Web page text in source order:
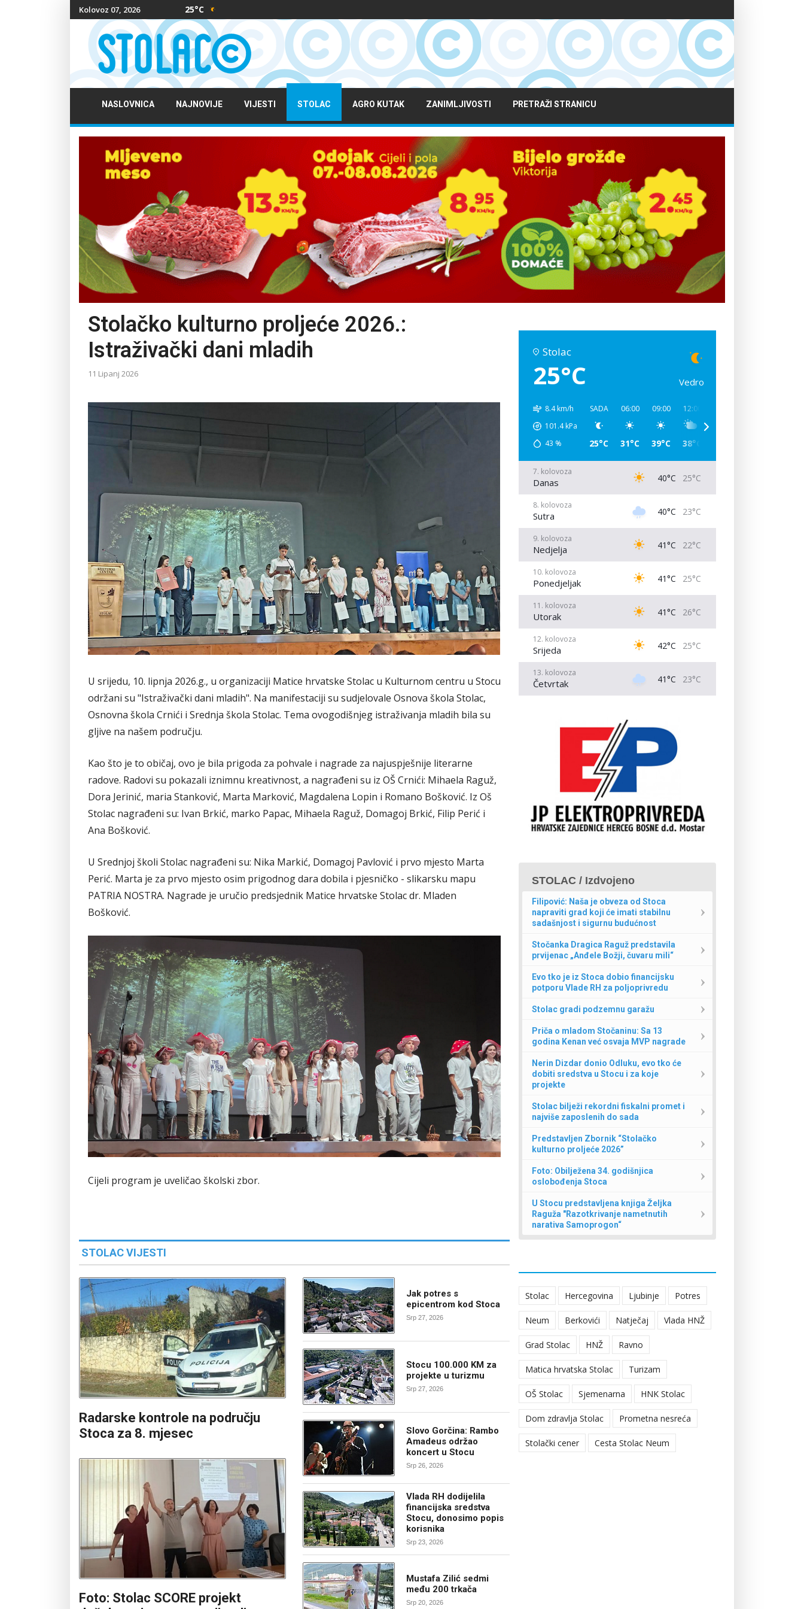
Kolovoz 07, 2026 25°C
NASLOVNICA NAJNOVIJE VIJESTI STOLAC AGRO KUTAK ZANIMLJIVOSTI PRETRAŽI STRANICU
Stolačko kulturno proljeće 2026.:
Istraživački dani mladih
11 Lipanj 2026
U srijedu, 10. lipnja 2026.g., u organizaciji Matice hrvatske Stolac u Kulturnom centru u Stocu
održani su "Istraživački dani mladih". Na manifestaciji su sudjelovale Osnova škola Stolac,
Osnovna škola Crnići i Srednja škola Stolac. Tema ovogodišnjeg istraživanja mladih bila su
gljive na našem području.
Kao što je to običaj, ovo je bila prigoda za pohvale i nagrade za najuspješnije literarne
radove. Radovi su pokazali iznimnu kreativnost, a nagrađeni su iz OŠ Crnići: Mihaela Raguž,
Dora Jerinić, maria Stanković, Marta Marković, Magdalena Lopin i Romano Bošković. Iz Oš
Stolac nagrađeni su: Ivan Brkić, marko Papac, Mihaela Raguž, Domagoj Brkić, Filip Perić i
Ana Bošković.
U Srednjoj školi Stolac nagrađeni su: Nika Markić, Domagoj Pavlović i prvo mjesto Marta
Perić. Marta je za prvo mjesto osim prigodnog dara dobila i pjesničko - slikarsku mapu
PATRIA NOSTRA. Nagrade je uručio predsjednik Matice hrvatske Stolac dr. Mladen
Bošković.
Cijeli program je uveličao školski zbor.
STOLAC VIJESTI
Radarske kontrole na području
Stoca za 8. mjesec
Foto: Stolac SCORE projekt
Jak potres s
epicentrom kod Stoca
Srp 27, 2026
Stocu 100.000 KM za
projekte u turizmu
Srp 27, 2026
Slovo Gorčina: Rambo
Amadeus održao
koncert u Stocu
Srp 26, 2026
Vlada RH dodijelila
financijska sredstva
Stocu, donosimo popis
korisnika
Srp 23, 2026
Mustafa Zilić sedmi
među 200 trkača
Srp 20, 2026
Stolac
25°C Vedro
8.4 km/h
101.4kPa
43 %
SADA
25°C
06:00
31°C
09:00
39°C
12:00
38°C
7. kolovoza
Danas 40°C 25°C
8. kolovoza
Sutra 40°C 23°C
9. kolovoza
Nedjelja 41°C 22°C
10. kolovoza
Ponedjeljak 41°C 25°C
11. kolovoza
Utorak 41°C 26°C
12. kolovoza
Srijeda 42°C 25°C
13. kolovoza
Četvrtak 41°C 23°C
STOLAC / Izdvojeno
Filipović: Naša je obveza od Stoca
napraviti grad koji će imati stabilnu
sadašnjost i sigurnu budućnost
Stočanka Dragica Raguž predstavila
prvijenac „Anđele Božji, čuvaru mili“
Evo tko je iz Stoca dobio financijsku
potporu Vlade RH za poljoprivredu
Stolac gradi podzemnu garažu
Priča o mladom Stočaninu: Sa 13
godina Kenan već osvaja MVP nagrade
Nerin Dizdar donio Odluku, evo tko će
dobiti sredstva u Stocu i za koje
projekte
Stolac bilježi rekordni fiskalni promet i
najviše zaposlenih do sada
Predstavljen Zbornik “Stolačko
kulturno proljeće 2026”
Foto: Obilježena 34. godišnjica
oslobođenja Stoca
U Stocu predstavljena knjiga Željka
Raguža "Razotkrivanje nametnutih
narativa Samoprogon“
Stolac Hercegovina Ljubinje Potres
Neum Berkovići Natječaj Vlada HNŽ
Grad Stolac HNŽ Ravno
Matica hrvatska Stolac Turizam
OŠ Stolac Sjemenarna HNK Stolac
Dom zdravlja Stolac Prometna nesreća
Stolački cener Cesta Stolac Neum